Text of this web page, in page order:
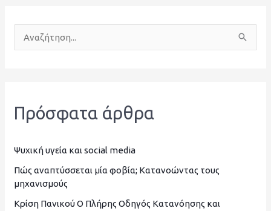
η
σ
η
γ
Πρόσφατα άρθρα
Ψυχική υγεία και social media
Πώς αναπτύσσεται μία φοβία; Κατανοώντας τους
μηχανισμούς
Κρίση Πανικού Ο Πλήρης Οδηγός Κατανόησης και